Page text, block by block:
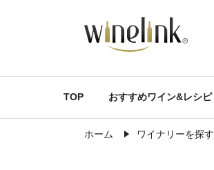
TOP おすすめワイン&レシピ
ホーム ワイナリーを探す